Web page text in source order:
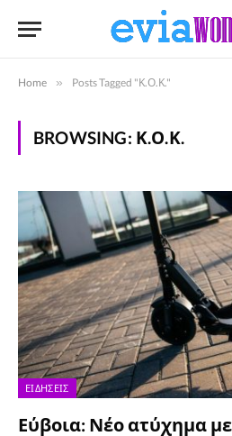
Home » Posts Tagged "Κ.Ο.Κ."
BROWSING: Κ.Ο.Κ.
ΕΙΔΉΣΕΙΣ
Εύβοια: Νέο ατύχημα